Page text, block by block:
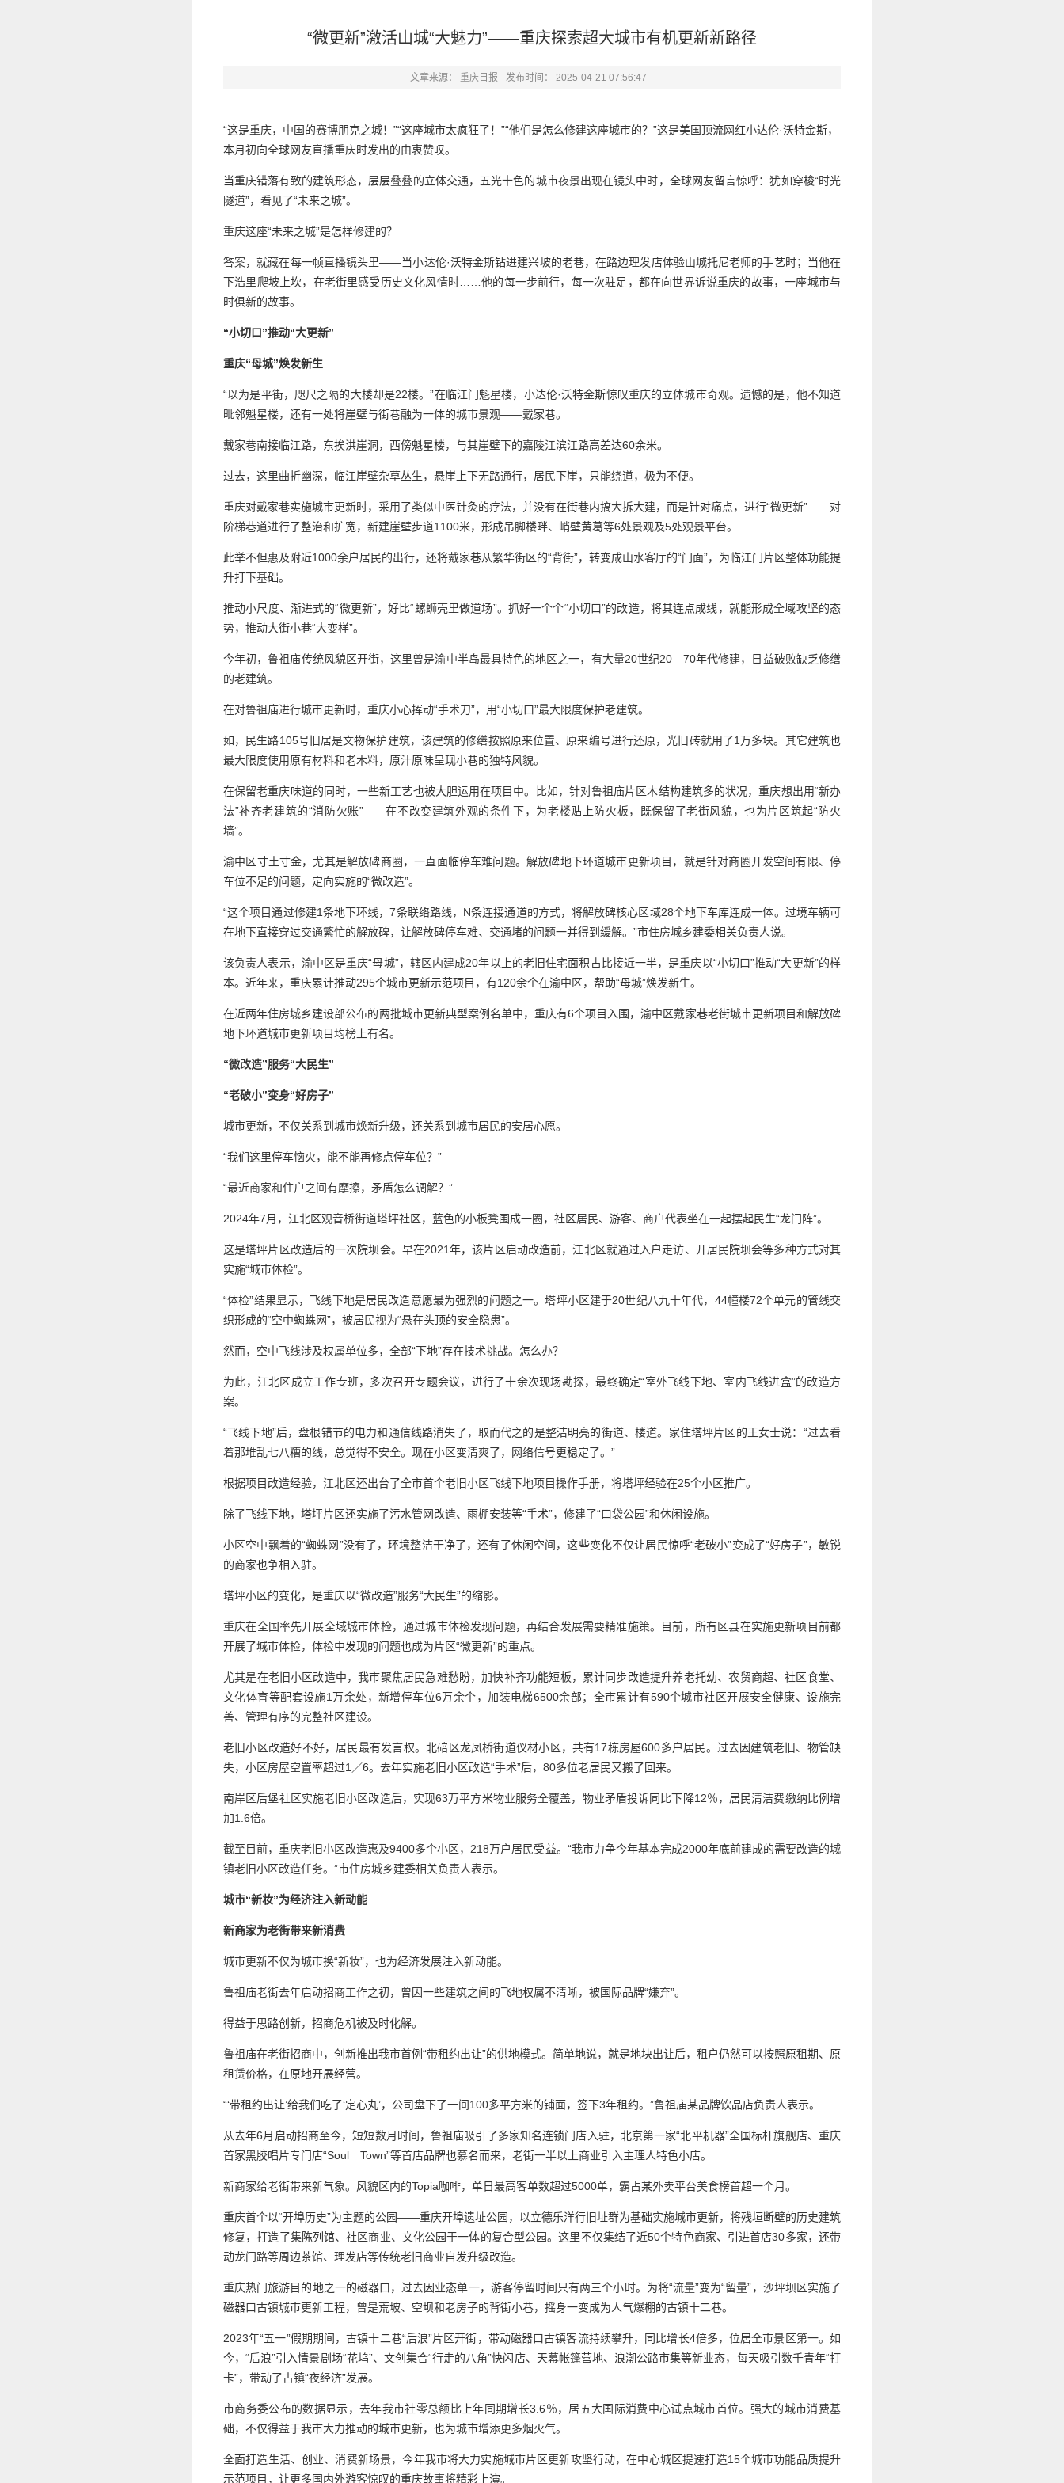
“微更新”激活山城“大魅力”——重庆探索超大城市有机更新新路径
文章来源： 重庆日报 发布时间： 2025-04-21 07:56:47
“这是重庆，中国的赛博朋克之城！”“这座城市太疯狂了！”“他们是怎么修建这座城市的？”这是美国顶流网红小达伦·沃特金斯，
本月初向全球网友直播重庆时发出的由衷赞叹。
当重庆错落有致的建筑形态，层层叠叠的立体交通，五光十色的城市夜景出现在镜头中时，全球网友留言惊呼：犹如穿梭“时光
隧道”，看见了“未来之城”。
重庆这座“未来之城”是怎样修建的？
答案，就藏在每一帧直播镜头里——当小达伦·沃特金斯钻进建兴坡的老巷，在路边理发店体验山城托尼老师的手艺时；当他在
下浩里爬坡上坎，在老街里感受历史文化风情时……他的每一步前行，每一次驻足，都在向世界诉说重庆的故事，一座城市与
时俱新的故事。
“小切口”推动“大更新”
重庆“母城”焕发新生
“以为是平街，咫尺之隔的大楼却是22楼。”在临江门魁星楼，小达伦·沃特金斯惊叹重庆的立体城市奇观。遗憾的是，他不知道
毗邻魁星楼，还有一处将崖壁与街巷融为一体的城市景观——戴家巷。
戴家巷南接临江路，东挨洪崖洞，西傍魁星楼，与其崖壁下的嘉陵江滨江路高差达60余米。
过去，这里曲折幽深，临江崖壁杂草丛生，悬崖上下无路通行，居民下崖，只能绕道，极为不便。
重庆对戴家巷实施城市更新时，采用了类似中医针灸的疗法，并没有在街巷内搞大拆大建，而是针对痛点，进行“微更新”——对
阶梯巷道进行了整治和扩宽，新建崖壁步道1100米，形成吊脚楼畔、峭壁黄葛等6处景观及5处观景平台。
此举不但惠及附近1000余户居民的出行，还将戴家巷从繁华街区的“背街”，转变成山水客厅的“门面”，为临江门片区整体功能提
升打下基础。
推动小尺度、渐进式的“微更新”，好比“螺蛳壳里做道场”。抓好一个个“小切口”的改造，将其连点成线，就能形成全域攻坚的态
势，推动大街小巷“大变样”。
今年初，鲁祖庙传统风貌区开街，这里曾是渝中半岛最具特色的地区之一，有大量20世纪20—70年代修建，日益破败缺乏修缮
的老建筑。
在对鲁祖庙进行城市更新时，重庆小心挥动“手术刀”，用“小切口”最大限度保护老建筑。
如，民生路105号旧居是文物保护建筑，该建筑的修缮按照原来位置、原来编号进行还原，光旧砖就用了1万多块。其它建筑也
最大限度使用原有材料和老木料，原汁原味呈现小巷的独特风貌。
在保留老重庆味道的同时，一些新工艺也被大胆运用在项目中。比如，针对鲁祖庙片区木结构建筑多的状况，重庆想出用“新办
法”补齐老建筑的“消防欠账”——在不改变建筑外观的条件下，为老楼贴上防火板，既保留了老街风貌，也为片区筑起“防火
墙”。
渝中区寸土寸金，尤其是解放碑商圈，一直面临停车难问题。解放碑地下环道城市更新项目，就是针对商圈开发空间有限、停
车位不足的问题，定向实施的“微改造”。
“这个项目通过修建1条地下环线，7条联络路线，N条连接通道的方式，将解放碑核心区域28个地下车库连成一体。过境车辆可
在地下直接穿过交通繁忙的解放碑，让解放碑停车难、交通堵的问题一并得到缓解。”市住房城乡建委相关负责人说。
该负责人表示，渝中区是重庆“母城”，辖区内建成20年以上的老旧住宅面积占比接近一半，是重庆以“小切口”推动“大更新”的样
本。近年来，重庆累计推动295个城市更新示范项目，有120余个在渝中区，帮助“母城”焕发新生。
在近两年住房城乡建设部公布的两批城市更新典型案例名单中，重庆有6个项目入围，渝中区戴家巷老街城市更新项目和解放碑
地下环道城市更新项目均榜上有名。
“微改造”服务“大民生”
“老破小”变身“好房子”
城市更新，不仅关系到城市焕新升级，还关系到城市居民的安居心愿。
“我们这里停车恼火，能不能再修点停车位？”
“最近商家和住户之间有摩擦，矛盾怎么调解？”
2024年7月，江北区观音桥街道塔坪社区，蓝色的小板凳围成一圈，社区居民、游客、商户代表坐在一起摆起民生“龙门阵”。
这是塔坪片区改造后的一次院坝会。早在2021年，该片区启动改造前，江北区就通过入户走访、开居民院坝会等多种方式对其
实施“城市体检”。
“体检”结果显示，飞线下地是居民改造意愿最为强烈的问题之一。塔坪小区建于20世纪八九十年代，44幢楼72个单元的管线交
织形成的“空中蜘蛛网”，被居民视为“悬在头顶的安全隐患”。
然而，空中飞线涉及权属单位多，全部“下地”存在技术挑战。怎么办？
为此，江北区成立工作专班，多次召开专题会议，进行了十余次现场勘探，最终确定“室外飞线下地、室内飞线进盒”的改造方
案。
“飞线下地”后，盘根错节的电力和通信线路消失了，取而代之的是整洁明亮的街道、楼道。家住塔坪片区的王女士说：“过去看
着那堆乱七八糟的线，总觉得不安全。现在小区变清爽了，网络信号更稳定了。”
根据项目改造经验，江北区还出台了全市首个老旧小区飞线下地项目操作手册，将塔坪经验在25个小区推广。
除了飞线下地，塔坪片区还实施了污水管网改造、雨棚安装等“手术”，修建了“口袋公园”和休闲设施。
小区空中飘着的“蜘蛛网”没有了，环境整洁干净了，还有了休闲空间，这些变化不仅让居民惊呼“老破小”变成了“好房子”，敏锐
的商家也争相入驻。
塔坪小区的变化，是重庆以“微改造”服务“大民生”的缩影。
重庆在全国率先开展全域城市体检，通过城市体检发现问题，再结合发展需要精准施策。目前，所有区县在实施更新项目前都
开展了城市体检，体检中发现的问题也成为片区“微更新”的重点。
尤其是在老旧小区改造中，我市聚焦居民急难愁盼，加快补齐功能短板，累计同步改造提升养老托幼、农贸商超、社区食堂、
文化体育等配套设施1万余处，新增停车位6万余个，加装电梯6500余部；全市累计有590个城市社区开展安全健康、设施完
善、管理有序的完整社区建设。
老旧小区改造好不好，居民最有发言权。北碚区龙凤桥街道仪材小区，共有17栋房屋600多户居民。过去因建筑老旧、物管缺
失，小区房屋空置率超过1／6。去年实施老旧小区改造“手术”后，80多位老居民又搬了回来。
南岸区后堡社区实施老旧小区改造后，实现63万平方米物业服务全覆盖，物业矛盾投诉同比下降12％，居民清洁费缴纳比例增
加1.6倍。
截至目前，重庆老旧小区改造惠及9400多个小区，218万户居民受益。“我市力争今年基本完成2000年底前建成的需要改造的城
镇老旧小区改造任务。”市住房城乡建委相关负责人表示。
城市“新妆”为经济注入新动能
新商家为老街带来新消费
城市更新不仅为城市换“新妆”，也为经济发展注入新动能。
鲁祖庙老街去年启动招商工作之初，曾因一些建筑之间的飞地权属不清晰，被国际品牌“嫌弃”。
得益于思路创新，招商危机被及时化解。
鲁祖庙在老街招商中，创新推出我市首例“带租约出让”的供地模式。简单地说，就是地块出让后，租户仍然可以按照原租期、原
租赁价格，在原地开展经营。
“‘带租约出让’给我们吃了‘定心丸’，公司盘下了一间100多平方米的铺面，签下3年租约。”鲁祖庙某品牌饮品店负责人表示。
从去年6月启动招商至今，短短数月时间，鲁祖庙吸引了多家知名连锁门店入驻，北京第一家“北平机器”全国标杆旗舰店、重庆
首家黑胶唱片专门店“Soul Town”等首店品牌也慕名而来，老街一半以上商业引入主理人特色小店。
新商家给老街带来新气象。风貌区内的Topia咖啡，单日最高客单数超过5000单，霸占某外卖平台美食榜首超一个月。
重庆首个以“开埠历史”为主题的公园——重庆开埠遗址公园，以立德乐洋行旧址群为基础实施城市更新，将残垣断壁的历史建筑
修复，打造了集陈列馆、社区商业、文化公园于一体的复合型公园。这里不仅集结了近50个特色商家、引进首店30多家，还带
动龙门路等周边茶馆、理发店等传统老旧商业自发升级改造。
重庆热门旅游目的地之一的磁器口，过去因业态单一，游客停留时间只有两三个小时。为将“流量”变为“留量”，沙坪坝区实施了
磁器口古镇城市更新工程，曾是荒坡、空坝和老房子的背街小巷，摇身一变成为人气爆棚的古镇十二巷。
2023年“五一”假期期间，古镇十二巷“后浪”片区开街，带动磁器口古镇客流持续攀升，同比增长4倍多，位居全市景区第一。如
今，“后浪”引入情景剧场“花坞”、文创集合“行走的八角”快闪店、天幕帐篷营地、浪潮公路市集等新业态，每天吸引数千青年“打
卡”，带动了古镇“夜经济”发展。
市商务委公布的数据显示，去年我市社零总额比上年同期增长3.6％，居五大国际消费中心试点城市首位。强大的城市消费基
础，不仅得益于我市大力推动的城市更新，也为城市增添更多烟火气。
全面打造生活、创业、消费新场景，今年我市将大力实施城市片区更新攻坚行动，在中心城区提速打造15个城市功能品质提升
示范项目，让更多国内外游客惊叹的重庆故事将精彩上演。